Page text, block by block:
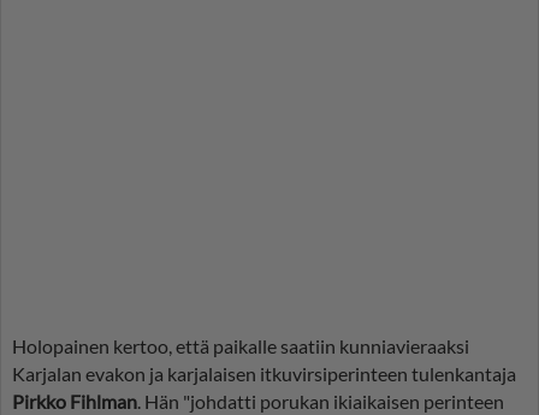
Holopainen kertoo, että paikalle saatiin kunniavieraaksi
Karjalan evakon ja karjalaisen itkuvirsiperinteen tulenkantaja
Pirkko Fihlman . Hän "johdatti porukan ikiaikaisen perinteen